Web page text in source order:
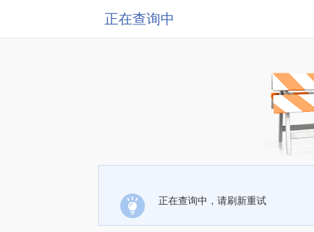
正在查询中
正在查询中，请刷新重试